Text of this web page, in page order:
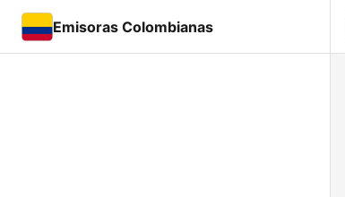
Emisoras Colombianas